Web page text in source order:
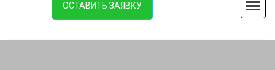
ОСТАВИТЬ ЗАЯВКУ